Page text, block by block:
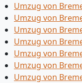
Umzug von
Umzug von
Umzug von
Umzug von
Umzug von
Umzug von
Umzug von